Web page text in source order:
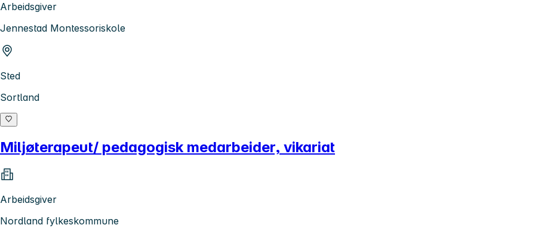
Arbeidsgiver
Jennestad Montessoriskole
Sted
Sortland
Miljøterapeut/ pedagogisk medarbeider, vikariat
Arbeidsgiver
Nordland fylkeskommune